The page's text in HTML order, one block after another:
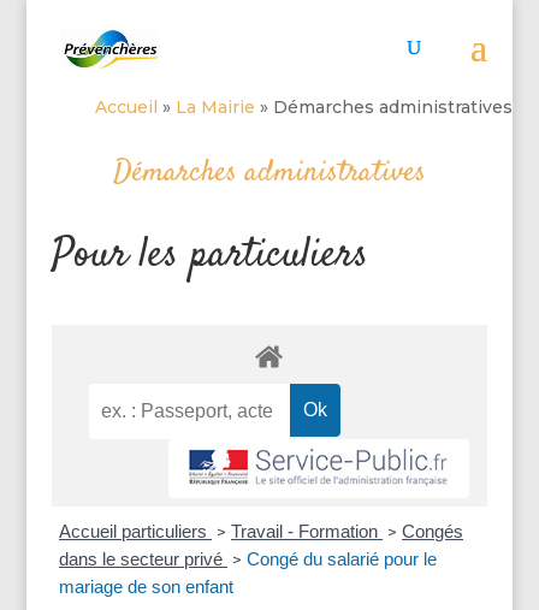
Accueil » La Mairie » Démarches administratives
Démarches administratives
Pour les particuliers
Accueil particuliers > Travail - Formation > Congés
dans le secteur privé > Congé du salarié pour le
mariage de son enfant